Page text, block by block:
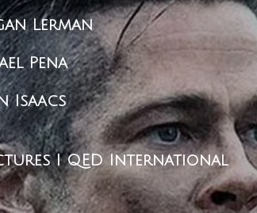
Lerman
Pena
Isaacs
I QED International